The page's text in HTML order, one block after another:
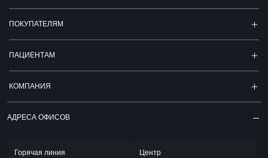
ПОКУПАТЕЛЯМ
ПАЦИЕНТАМ
КОМПАНИЯ
АДРЕСА ОФИСОВ
Горячая линия
Центр